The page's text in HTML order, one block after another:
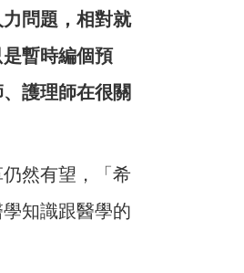
問題，相對就
暫時編個預
護理師在很關
然有望，「希
知識跟醫學的